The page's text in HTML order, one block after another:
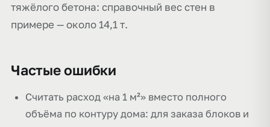
тяжёлого бетона: справочный вес стен в
примере — около 14,1 т.
Частые ошибки
Считать расход «на 1 м²» вместо полного
объёма по контуру дома: для заказа блоков и